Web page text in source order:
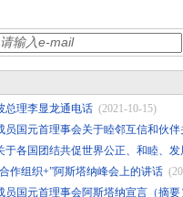
总理李显龙通电话 (2021-10-15)
员国元首理事会关于睦邻互信和伙
于各国团结共促世界公正、和睦、发
作组织+”阿斯塔纳峰会上的讲话
员国元首理事会阿斯塔纳宣言（摘要